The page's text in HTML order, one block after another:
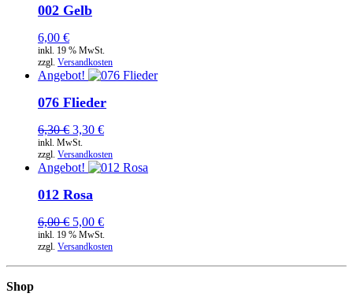
002 Gelb
6,00 €
inkl. 19 % MwSt.
zzgl. Versandkosten
Angebot!
076 Flieder
6,30€ Ursprünglicher
Preis
war:
6,30 €
3,30 €Aktueller
ist:
3,30 €.
inkl. MwSt.
zzgl. Versandkosten
Angebot!
012 Rosa
6,00€ Ursprünglicher
Preis
war:
6,00 €
5,00 €Aktueller
Preis
ist:
5,00 €.
inkl. 19 % MwSt.
zzgl. Versandkosten
Shop